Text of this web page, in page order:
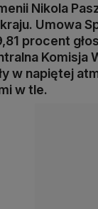
Nikola
Umowa
procent
Komisja
w napiętej
w tle.